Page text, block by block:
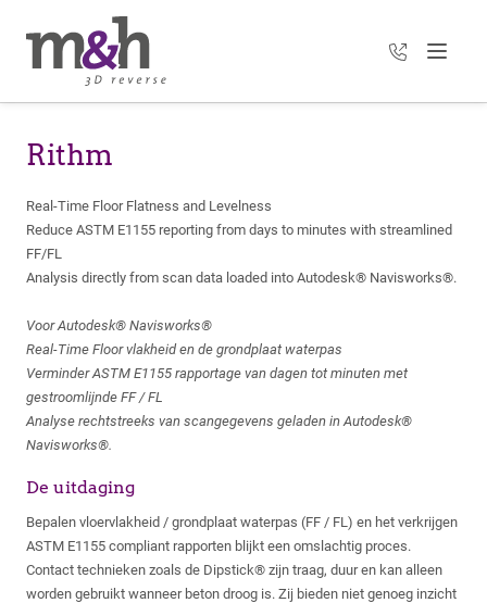
Menu
+31 35 303
Rithm
Real-Time Floor Flatness and Levelness
Reduce ASTM E1155 reporting from days to minutes with streamlined
FF/FL
Analysis directly from scan data loaded into Autodesk® Navisworks®.
Voor Autodesk® Navisworks®
Real-Time Floor vlakheid en de grondplaat waterpas
Verminder ASTM E1155 rapportage van dagen tot minuten met
gestroomlijnde FF / FL
Analyse rechtstreeks van scangegevens geladen in Autodesk®
Navisworks®.
De uitdaging
Bepalen vloervlakheid / grondplaat waterpas (FF / FL) en het verkrijgen
ASTM E1155 compliant rapporten blijkt een omslachtig proces.
Contact technieken zoals de Dipstick® zijn traag, duur en kan alleen
worden gebruikt wanneer beton droog is. Zij bieden niet genoeg inzicht